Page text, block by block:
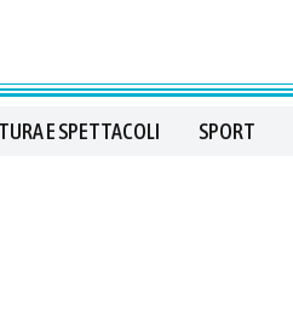
E SPETTACOLI SPORT